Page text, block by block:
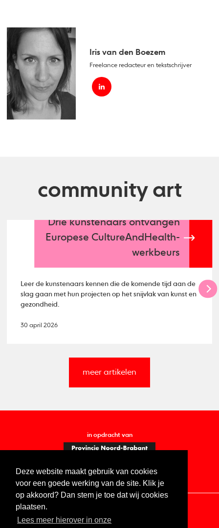
Deze website maakt gebruik van cookies
voor een goede werking van de site. Klik je
op akkoord? Dan stem je toe dat wij cookies
plaatsen.
Lees meer hierover in onze
Iris van den Boezem
Freelance redacteur en tekstschrijver
community art
Drie kunstenaars ontvangen
Europese CultureAndHealth-
werkbeurs
Leer de kunstenaars kennen die de komende tijd aan de
slag gaan met hun projecten op het snijvlak van kunst en
gezondheid.
30 april 2026
meer artikelen
in opdracht van
Contact Vacatures ANBI